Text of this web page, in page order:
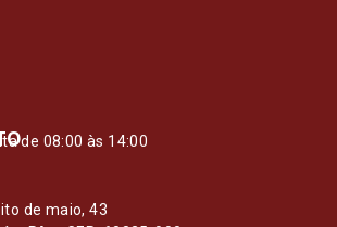
de 08:00 às 14:00
de maio, 43